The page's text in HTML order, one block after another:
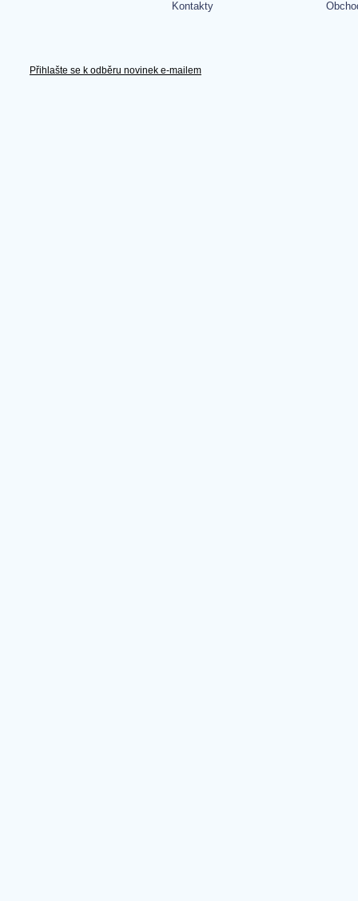
Kontakty
Přihlašte se k odběru novinek e-mailem